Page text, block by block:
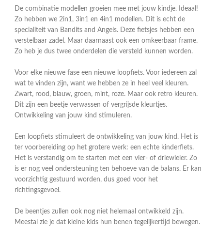
De combinatie modellen groeien mee met jouw kindje. Ideaal!
Zo hebben we 2in1, 3in1 en 4in1 modellen. Dit is echt de
specialiteit van Bandits and Angels. Deze fietsjes hebben een
verstelbaar zadel. Maar daarnaast ook een omkeerbaar frame.
Zo heb je dus twee onderdelen die versteld kunnen worden.
Voor elke nieuwe fase een nieuwe loopfiets. Voor iedereen zal
wat te vinden zijn, want we hebben ze in heel veel kleuren.
Zwart, rood, blauw, groen, mint, roze. Maar ook retro kleuren.
Dit zijn een beetje verwassen of vergrijsde kleurtjes.
Ontwikkeling van jouw kind stimuleren.
Een loopfiets stimuleert de ontwikkeling van jouw kind. Het is
ter voorbereiding op het grotere werk: een echte kinderfiets.
Het is verstandig om te starten met een vier- of driewieler. Zo
is er nog veel ondersteuning ten behoeve van de balans. Er kan
voorzichtig gestuurd worden, dus goed voor het
richtingsgevoel.
De beentjes zullen ook nog niet helemaal ontwikkeld zijn.
Meestal zie je dat kleine kids hun benen tegelijkertijd bewegen.